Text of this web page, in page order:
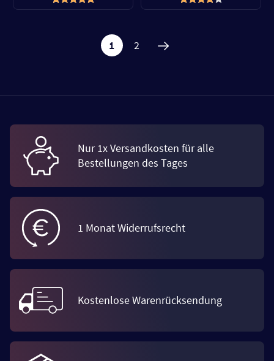
1 2
Nur 1x Versandkosten für alle
Bestellungen des Tages
1 Monat Widerrufsrecht
Kostenlose Warenrücksendung